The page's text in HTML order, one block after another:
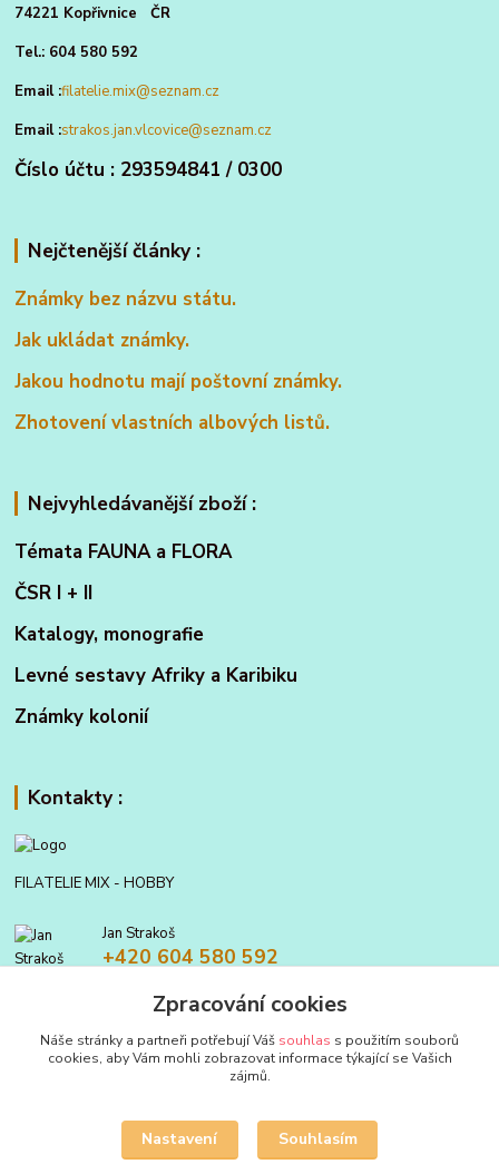
74221 Kopřivnice ČR
Tel.: 604 580 592
Email :filatelie.mix@seznam.cz
Email :strakos.jan.vlcovice@seznam.cz
Číslo účtu : 293594841 / 0300
Nejčtenější články :
Známky bez názvu státu.
Jak ukládat známky.
Jakou hodnotu mají poštovní známky.
Zhotovení vlastních albových listů.
Nejvyhledávanější zboží :
Témata FAUNA a FLORA
ČSR I + II
Katalogy, monografie
Levné sestavy Afriky a Karibiku
Známky kolonií
Kontakty :
FILATELIE MIX - HOBBY
Jan Strakoš
+420 604 580 592
filatelie.mix@seznam.cz
Upravit sběr cookies.
Zpracování cookies
Náše stránky a partneři potřebují Váš souhlas s použitím souborů
cookies, aby Vám mohli zobrazovat informace týkající se Vašich
zájmů.
Nastavení Souhlasím